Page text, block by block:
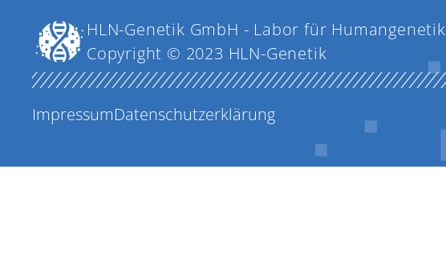
HLN-Genetik GmbH - Labor für Humangenetik
Copyright © 2023 HLN-Genetik
ImpressumDatenschutzerklärung